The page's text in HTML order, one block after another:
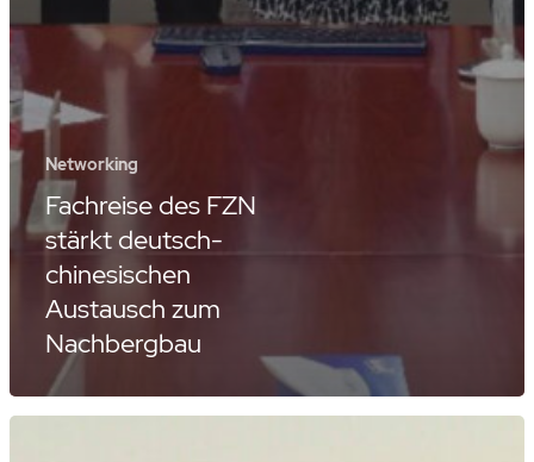
Networking
Fachreise des FZN
stärkt deutsch-
chinesischen
Austausch zum
Nachbergbau